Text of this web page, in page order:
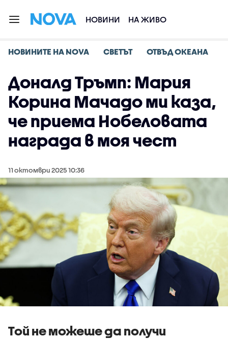
НОВИНИ НА ЖИВО
НОВИНИТЕ НА NOVA СВЕТЪТ ОТВЪД ОКЕАНА
Доналд Тръмп: Мария
Корина Мачадо ми каза,
че приема Нобеловата
награда в моя чест
11 октомври 2025 10:36
Той не можеше да получи